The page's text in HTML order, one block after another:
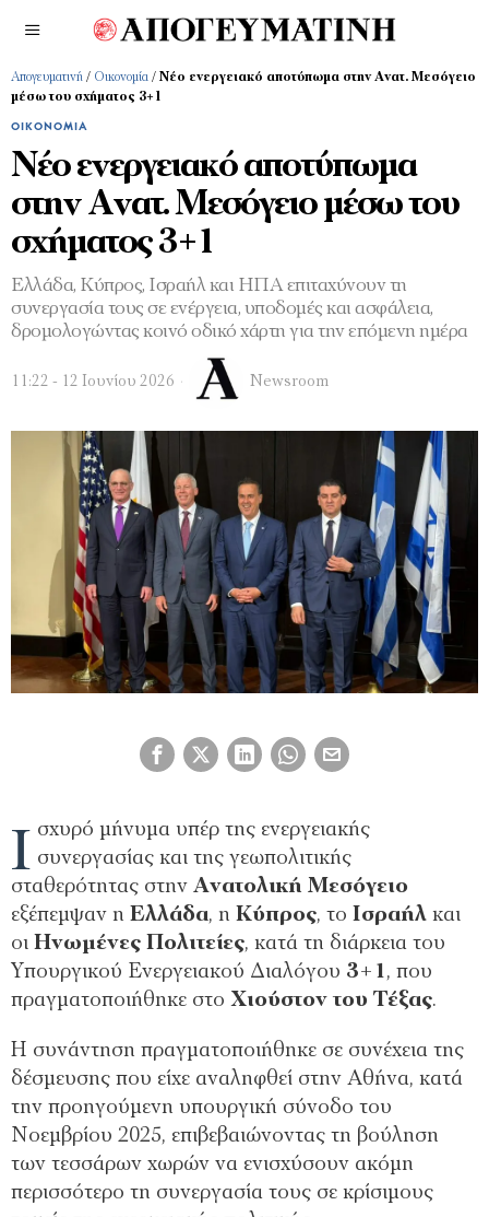
Απογευματινή / Οικονομία / Νέο ενεργειακό αποτύπωμα στην Ανατ. Μεσόγειο
μέσω του σχήματος 3+1
ΟΙΚΟΝΟΜΊΑ
Νέο ενεργειακό αποτύπωμα
στην Ανατ. Μεσόγειο μέσω του
σχήματος 3+1
Ελλάδα, Κύπρος, Ισραήλ και ΗΠΑ επιταχύνουν τη
συνεργασία τους σε ενέργεια, υποδομές και ασφάλεια,
δρομολογώντας κοινό οδικό χάρτη για την επόμενη ημέρα
11:22 - 12 Ιουνίου 2026 Newsroom
Ι σχυρό μήνυμα υπέρ της ενεργειακής
συνεργασίας και της γεωπολιτικής
σταθερότητας στην Ανατολική Μεσόγειο
εξέπεμψαν η Ελλάδα, η Κύπρος, το Ισραήλ και
οι Ηνωμένες Πολιτείες, κατά τη διάρκεια του
Υπουργικού Ενεργειακού Διαλόγου 3+1, που
πραγματοποιήθηκε στο Χιούστον του Τέξας.
Η συνάντηση πραγματοποιήθηκε σε συνέχεια της
δέσμευσης που είχε αναληφθεί στην Αθήνα, κατά
την προηγούμενη υπουργική σύνοδο του
Νοεμβρίου 2025, επιβεβαιώνοντας τη βούληση
των τεσσάρων χωρών να ενισχύσουν ακόμη
περισσότερο τη συνεργασία τους σε κρίσιμους